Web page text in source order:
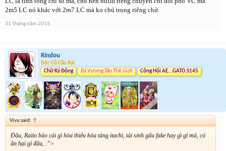
2m5 LC nó khác với 2m7 LC mà ko chú trọng riêng chứ.
31 Tháng năm 2016
Rindou
Độc Cô Cầu Bại
Chữ Ký Động
Bá Vương Tân Thế Giới Công Hội AE...GATO.S145
Vivu said: ↑
Đâu, Raito bảo cái gì hỏa thiêu hỏa táng itachi, tái sinh gấu fake hay gì gì mà, có
ăn hại gì đâu, :">